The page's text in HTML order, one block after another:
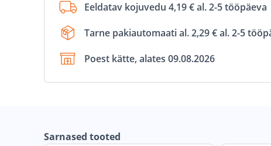
Eeldatav kojuvedu 4,19 € al. 2-5 tööpäeva
Tarne pakiautomaati al. 2,29 € al. 2-5
Poest kätte, alates 09.08.2026
Sarnased tooted